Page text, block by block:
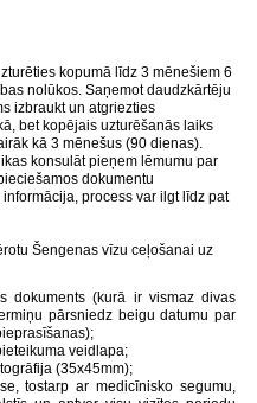
kopumā līdz 3 mēnešiem 6
nolūkos. Saņemot daudzkārtēju
izbraukt un atgriezties
bet kopējais uzturēšanās laiks
kā 3 mēnešus (90 dienas).
konsulāt pieņem lēmumu par
dokumentu
process var ilgt līdz pat
Šengenas vīzu ceļošanai uz
dokuments (kurā ir vismaz divas
pārsniedz beigu datumu par
veidlapa;
(35x45mm);
tostarp ar medicīnisko segumu,